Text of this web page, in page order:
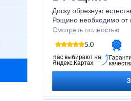
Доску обрезную
Рощино необходимо от
сайте оптом и в
имеет цену за куб в
Смотреть полностью
5.0
Нас выбирают на
Яндекс.Картах